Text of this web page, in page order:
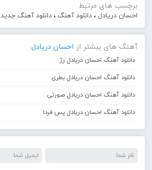
برچسب های مرتبط
احسان دریادل ، دانلود آهنگ ، دانلود آهنگ جدید
آهنگ های بیشتر از احسان دریادل
دانلود آهنگ احسان دریادل رژ
دانلود آهنگ احسان دریادل بطری
دانلود آهنگ احسان دریادل صورتی
دانلود آهنگ احسان دریادل پس فردا